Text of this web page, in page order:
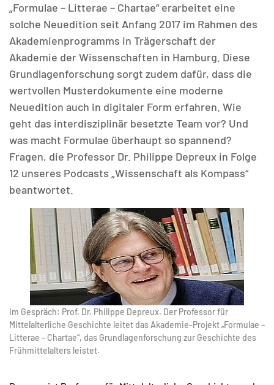
„Formulae – Litterae – Chartae“ erarbeitet eine
solche Neuedition seit Anfang 2017 im Rahmen des
Akademienprogramms in Trägerschaft der
Akademie der Wissenschaften in Hamburg. Diese
Grundlagenforschung sorgt zudem dafür, dass die
wertvollen Musterdokumente eine moderne
Neuedition auch in digitaler Form erfahren. Wie
geht das interdisziplinär besetzte Team vor? Und
was macht Formulae überhaupt so spannend?
Fragen, die Professor Dr. Philippe Depreux in Folge
12 unseres Podcasts „Wissenschaft als Kompass“
beantwortet.
Im Gespräch: Prof. Dr. Philippe Depreux. Der Professor für
Mittelalterliche Geschichte leitet das Akademie-Projekt „Formulae –
Litterae – Chartae“, das Grundlagenforschung zur Geschichte des
Frühmittelalters leistet.